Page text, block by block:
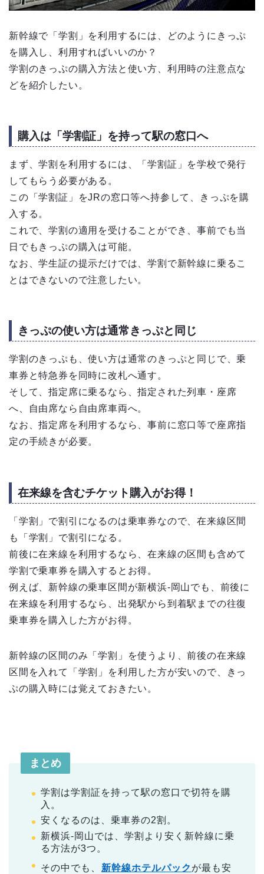
新幹線で「学割」を利用するには、どのようにきっぷ
を購入し、利用すればいいのか？
学割のきっぷの購入方法と使い方、利用時の注意点な
どを紹介したい。
購入は「学割証」を持って駅の窓口へ
まず、学割を利用するには、「学割証」を学校で発行
してもらう必要がある。
この「学割証」をJRの窓口等へ持参して、きっぷを購
入する。
これで、学割の適用を受けることができ、事前でも当
日でもきっぷの購入は可能。
なお、学生証の提示だけでは、学割で新幹線に乗るこ
とはできないので注意したい。
きっぷの使い方は通常きっぷと同じ
学割のきっぷも、使い方は通常のきっぷと同じで、乗
車券と特急券を同時に改札へ通す。
そして、指定席に乗るなら、指定された列車・座席
へ、自由席なら自由席車両へ。
なお、指定席を利用するなら、事前に窓口等で座席指
定の手続きが必要。
在来線を含むチケット購入がお得！
「学割」で割引になるのは乗車券なので、在来線区間
も「学割」で割引になる。
前後に在来線を利用するなら、在来線の区間も含めて
学割で乗車券を購入するとお得。
例えば、新幹線の乗車区間が新横浜-岡山でも、前後に
在来線を利用するなら、出発駅から到着駅までの往復
乗車券を購入した方がお得。
新幹線の区間のみ「学割」を使うより、前後の在来線
区間を入れて「学割」を利用した方が安いので、きっ
ぷの購入時には覚えておきたい。
まとめ
学割は学割証を持って駅の窓口で切符を購
入。
安くなるのは、乗車券の2割。
新横浜-岡山では、学割より安く新幹線に乗
る方法が3つ。
その中でも、
新幹線ホテルパック が最も安